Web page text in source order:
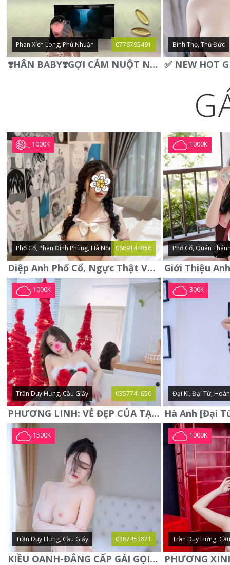
Phan Xích Long, Phú Nhuận 0776795491
❣️HÂN BABY❣️GỢI CẢM NUỘT NÀ DÁNG SON XINH XINH QUYẾN RŨ
Bình Thọ, Thủ Đức
1000K
Phố Cổ, Phan Đình Phùng, Hà Nội 0869144856
Diệp Anh Phố Cổ, Ngực Thật Vú To Thơm Tho Quyến Rũ
1000K
Phố Cổ, Quán
1000K
Trần Duy Hưng, Cầu Giấy 0357741650
PHƯƠNG LINH: VẺ ĐẸP CỦA TẠO HÓA, XINH ĐẸP, SEXY, QUYỄN RŨ
300K
Đại Ki, Đại Từ,
1500K
Trần Duy Hưng, Cầu Giấy 0387453871
KIỀU OANH-ĐẲNG CẤP GÁI GỌI XINH SANG-NGOAN NGOÃN
1000K
Trần Duy Hưng,